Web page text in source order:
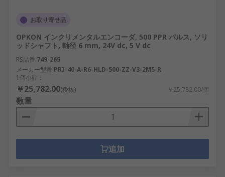
お取り寄せ品
OPKON インクリメンタルエンコーダ, 500 PPR パルス, ソリ
ッドシャフト, 軸径 6 mm, 24V dc, 5 V dc
RS品番 749-265
メーカー型番 PRI-40-A-R6-HLD-500-ZZ-V3-2M5-R
1個小計：
￥25,782.00(税抜) ￥25,782.00/個
数量
追加